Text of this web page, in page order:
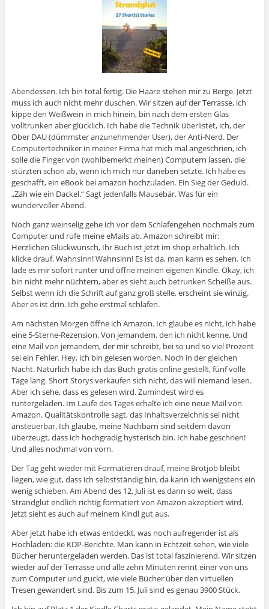
Abendessen. Ich bin total fertig. Die Haare stehen mir zu Berge. Jetzt
muss ich auch nicht mehr duschen. Wir sitzen auf der Terrasse, ich
kippe den Weißwein in mich hinein, bin nach dem ersten Glas
volltrunken aber glücklich. Ich habe die Technik überlistet, ich, der
Ober DAU (dümmster anzunehmender User), der Anti-Nerd. Der
Computertechniker in meiner Firma hat mich mal angeschrien, ich
solle die Finger von (wohlbemerkt meinen) Computern lassen, die
stürzten schon ab, wenn ich mich nur daneben setzte. Ich habe es
geschafft, ein eBook bei amazon hochzuladen. Ein Sieg der Geduld.
„Zäh wie ein Dackel.“ Sagt jedenfalls Mausebär. Was für ein
wundervoller Abend.
Noch ganz weinselig gehe ich vor dem Schlafengehen nochmals zum
Computer und rufe meine eMails ab. Amazon schreibt mir:
Herzlichen Glückwunsch, Ihr Buch ist jetzt im shop erhältlich. Ich
klicke drauf. Wahnsinn! Wahnsinn! Es ist da, man kann es sehen. Ich
lade es mir sofort runter und öffne meinen eigenen Kindle. Okay, ich
bin nicht mehr nüchtern, aber es sieht auch betrunken Scheiße aus.
Selbst wenn ich die Schrift auf ganz groß stelle, erscheint sie winzig.
Aber es ist drin. Ich gehe erstmal schlafen.
Am nächsten Morgen öffne ich Amazon. Ich glaube es nicht, ich habe
eine 5-Sterne-Rezension. Von jemandem, den ich nicht kenne. Und
eine Mail von jemandem, der mir schreibt, bei so und so viel Prozent
sei ein Fehler. Hey, ich bin gelesen worden. Noch in der gleichen
Nacht. Natürlich habe ich das Buch gratis online gestellt, fünf volle
Tage lang. Short Storys verkaufen sich nicht, das will niemand lesen.
Aber ich sehe, dass es gelesen wird. Zumindest wird es
runtergeladen. Im Laufe des Tages erhalte ich eine neue Mail von
Amazon. Qualitätskontrolle sagt, das Inhaltsverzeichnis sei nicht
ansteuerbar. Ich glaube, meine Nachbarn sind seitdem davon
überzeugt, dass ich hochgradig hysterisch bin. Ich habe geschrien!
Und alles nochmal von vorn.
Der Tag geht wieder mit Formatieren drauf, meine Brotjob bleibt
liegen, wie gut, dass ich selbstständig bin, da kann ich wenigstens ein
wenig schieben. Am Abend des 12. Juli ist es dann so weit, dass
Strandglut endlich richtig formatiert von Amazon akzeptiert wird.
Jetzt sieht es auch auf meinem Kindl gut aus.
Aber jetzt habe ich etwas entdeckt, was noch aufregender ist als
Hochladen: die KDP-Berichte. Man kann in Echtzeit sehen, wie viele
Bücher heruntergeladen werden. Das ist total faszinierend. Wir sitzen
wieder auf der Terrasse und alle zehn Minuten rennt einer von uns
zum Computer und guckt, wie viele Bücher über den virtuellen
Tresen gewandert sind. Bis zum 15. Juli sind es genau 3900 Stück.